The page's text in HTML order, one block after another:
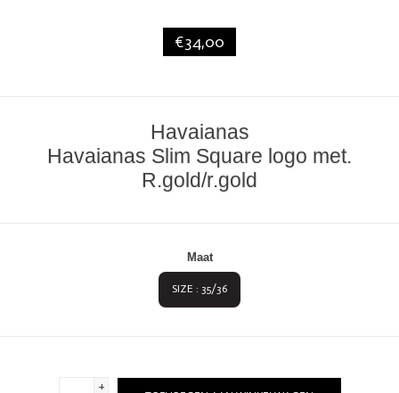
€34,00
Havaianas
Havaianas Slim Square logo met.
R.gold/r.gold
Maat
SIZE : 35/36
+